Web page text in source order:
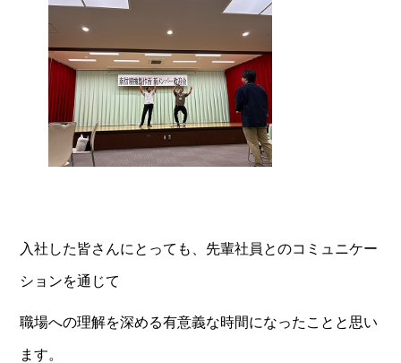
入社した皆さんにとっても、先輩社員とのコミュニケー
ションを通じて
職場への理解を深める有意義な時間になったことと思い
ます。